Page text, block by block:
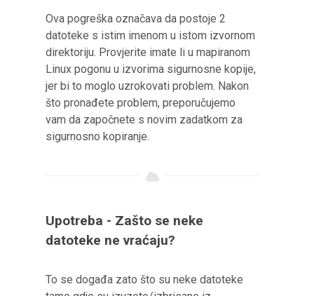
Ova pogreška označava da postoje 2
datoteke s istim imenom u istom izvornom
direktoriju. Provjerite imate li u mapiranom
Linux pogonu u izvorima sigurnosne kopije,
jer bi to moglo uzrokovati problem. Nakon
što pronađete problem, preporučujemo
vam da započnete s novim zadatkom za
sigurnosno kopiranje.
Upotreba - Zašto se neke
datoteke ne vraćaju?
To se događa zato što su neke datoteke